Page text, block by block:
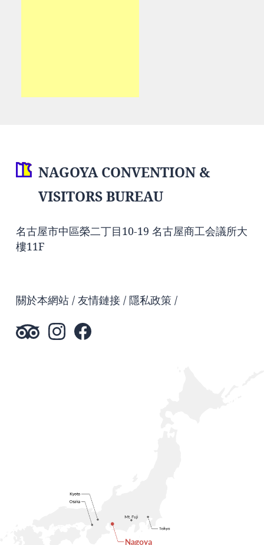
NAGOYA CONVENTION &
VISITORS BUREAU
名古屋市中區榮二丁目10-19 名古屋商工会議所大
樓11F
關於本網站 友情鏈接 隱私政策